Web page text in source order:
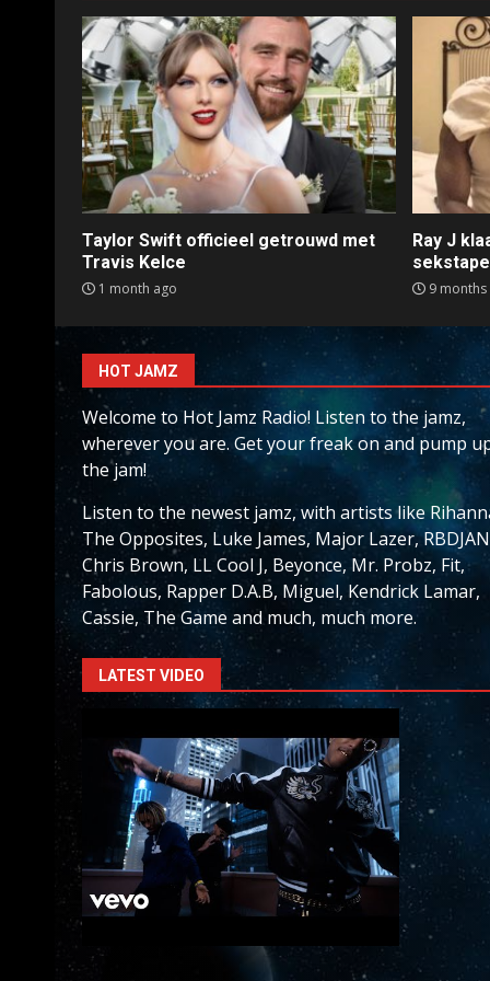
Taylor Swift officieel getrouwd met
Travis Kelce
1 month ago
Ray J
sekstape
9 months
HOT JAMZ
Welcome to Hot Jamz Radio! Listen to the jamz,
wherever you are. Get your freak on and pump
the jam!
Listen to the newest jamz, with artists like
The Opposites, Luke James, Major Lazer,
Chris Brown, LL Cool J, Beyonce, Mr. Probz, Fit,
Fabolous, Rapper D.A.B, Miguel, Kendrick Lamar,
Cassie, The Game and much, much more.
LATEST VIDEO